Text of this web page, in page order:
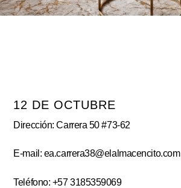
12 DE OCTUBRE
Dirección: Carrera 50 #73-62
E-mail: ea.carrera38@elalmacencito.com
Teléfono: +57 3185359069